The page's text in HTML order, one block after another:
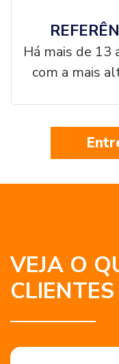
Há mais de 13
com a mais
VEJA O